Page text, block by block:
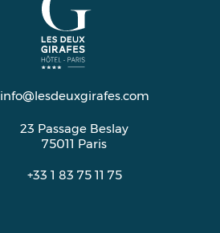
info@lesdeuxgirafes.com
23 Passage Beslay
75011 Paris
+33 1 83 75 11 75